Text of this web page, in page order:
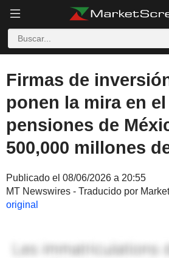
Firmas de
ponen la mira en
pensiones de
500,000 millones
Publicado el 08/06/2026 a 20:55
MT Newswires - Traducido por
original